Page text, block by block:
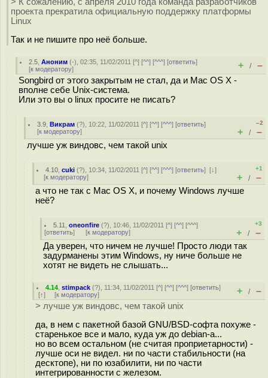
проекта прекратила официальную поддержку платформы
Linux
Так и не пишите про неё больше.
2.5 ,Аноним (-), 02:35, 11/02/2011 [^] [^^] [^^^] [ответить]
[к модератору] + / –
Songbird от этого закрытым не стал, да и Mac OS X -
вполне себе Unix-система.
Или это вы о linux просите не писать?
3.9 ,Викрам (?), 10:22, 11/02/2011 [^] [^^] [^^^] [ответить]
[к модератору]
–2
+ / –
лучше уж виндовс, чем такой unix
4.10 ,cuki (?), 10:34, 11/02/2011 [^] [^^] [^^^] [ответить][↓]
[к модератору]
+1
+ / –
а что не так с Mac OS X, и почему Windows лучше
неё?
5.11 ,oneonfire (?), 10:46, 11/02/2011 [^] [^^] [^^^]
[ответить] [к модератору]
+3
+ / –
Да уверен, что ничем не лучше! Просто люди так
задурманены этим Windows, ну ниче больше не
хотят не видеть не слышать...
4.14 ,stimpack (?), 11:34, 11/02/2011 [^] [^^] [^^^] [ответить]
[↑] [к модератору] + / –
> лучше уж виндовс, чем такой unix
да, в нем с пакетной базой GNU/BSD-софта похуже -
старенькое все и мало, куда уж до debian-а...
но во всем остальном (не считая проприетарности) -
лучше оси не видел. ни по части стабильности (на
десктопе), ни по юзабилити, ни по части
интегрированности с железом.